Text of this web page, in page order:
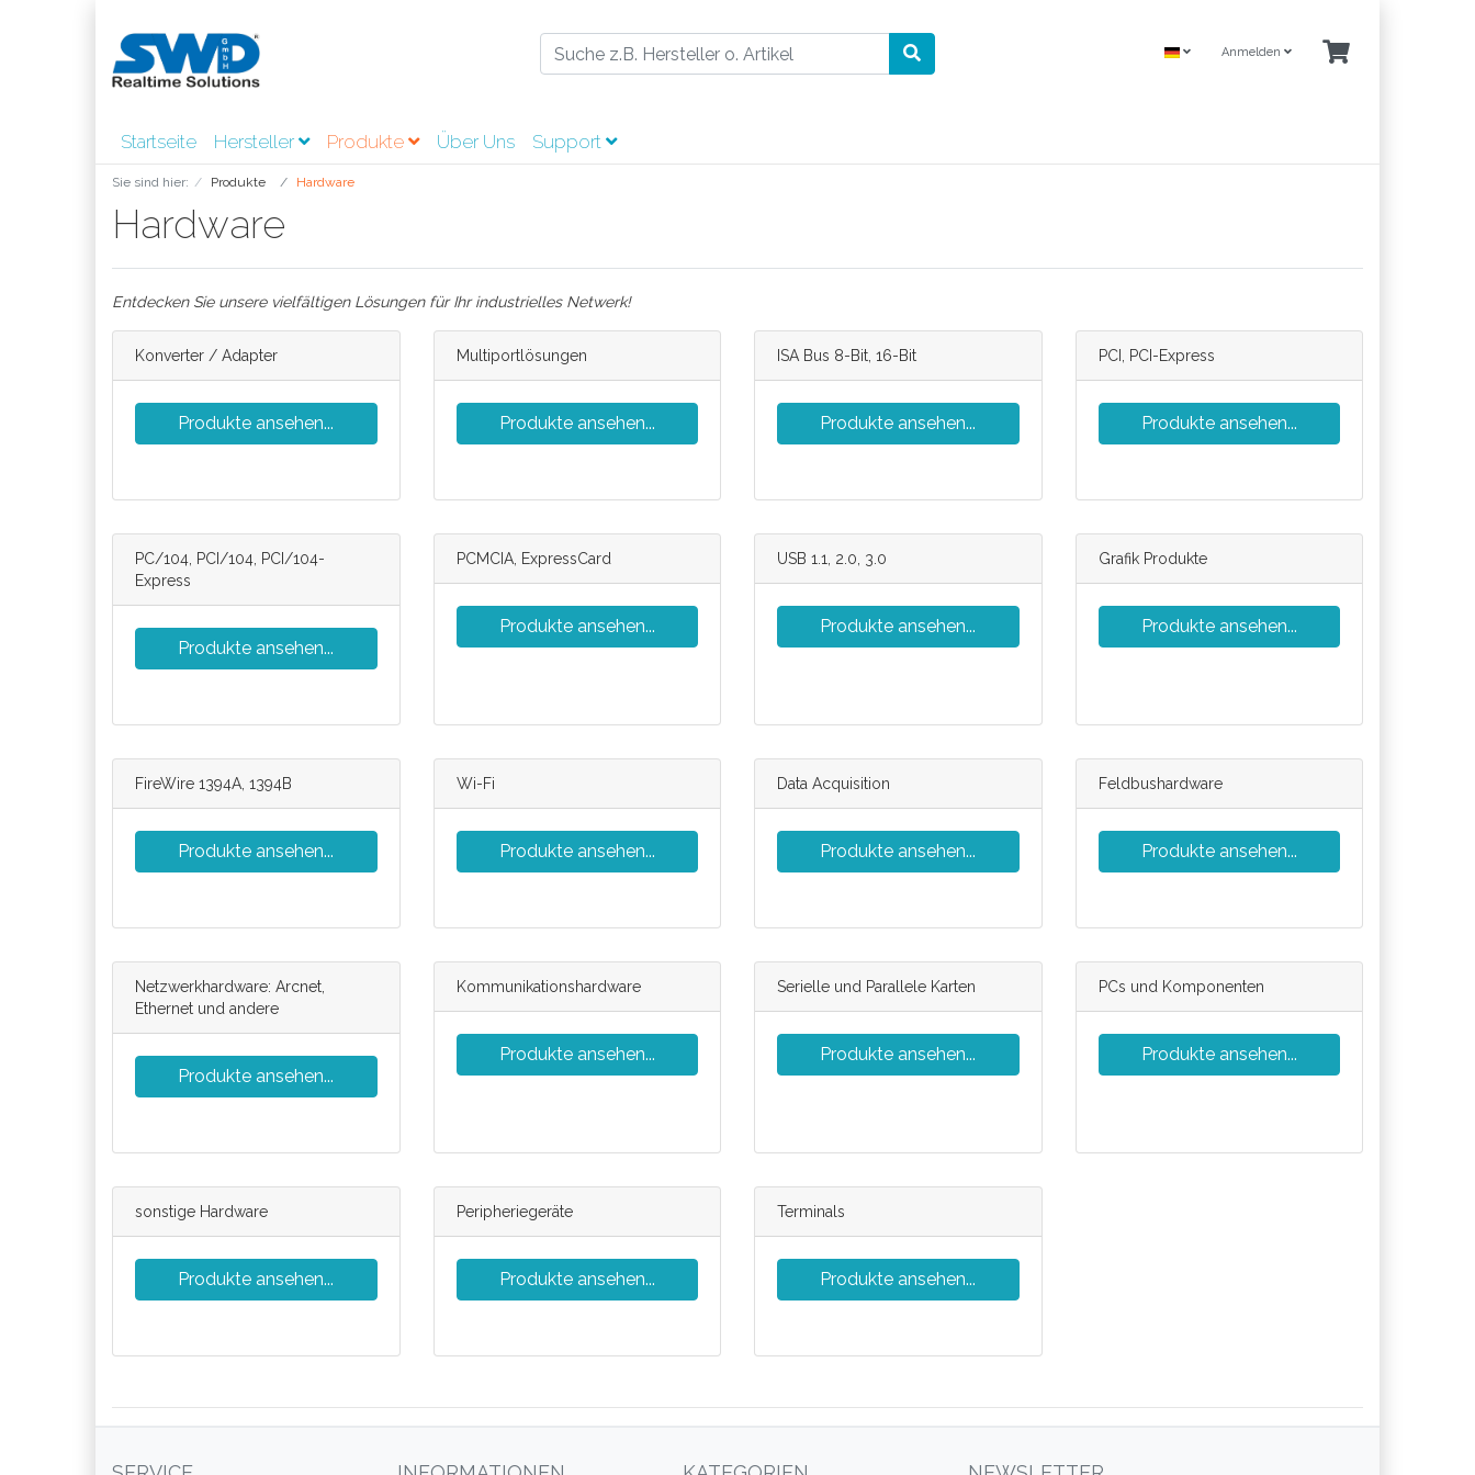
Anmelden
Startseite Hersteller Produkte Über Uns Support
Sie sind hier: Produkte Hardware
Hardware
Entdecken Sie unsere vielfältigen Lösungen für Ihr industrielles Netwerk!
Konverter / Adapter
Produkte ansehen...
Multiportlösungen
Produkte ansehen...
ISA Bus 8-Bit, 16-Bit
Produkte ansehen...
PCI, PCI-Express
Produkte ansehen...
PC/104, PCI/104, PCI/104-
Express
Produkte ansehen...
PCMCIA, ExpressCard
Produkte ansehen...
USB 1.1, 2.0, 3.0
Produkte ansehen...
Grafik Produkte
Produkte ansehen...
FireWire 1394A, 1394B
Produkte ansehen...
Wi-Fi
Produkte ansehen...
Data Acquisition
Produkte ansehen...
Feldbushardware
Produkte ansehen...
Netzwerkhardware: Arcnet,
Ethernet und andere
Produkte ansehen...
Kommunikationshardware
Produkte ansehen...
Serielle und Parallele Karten
Produkte ansehen...
PCs und Komponenten
Produkte ansehen...
sonstige Hardware
Produkte ansehen...
Peripheriegeräte
Produkte ansehen...
Terminals
Produkte ansehen...